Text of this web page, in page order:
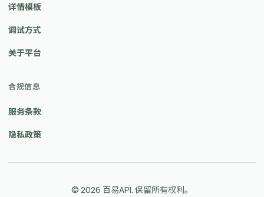
详情模板
调试方式
关于平台
合规信息
服务条款
隐私政策
© 2026 百易API. 保留所有权利。